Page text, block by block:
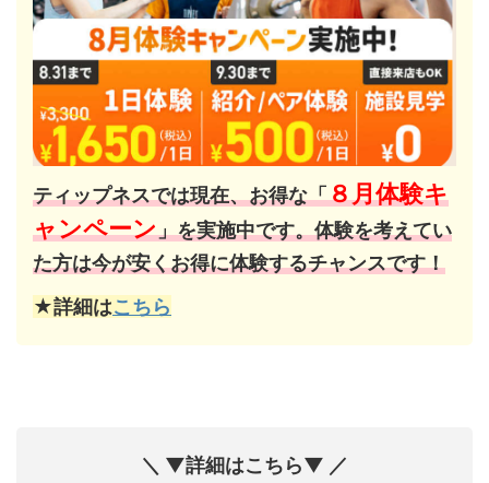
ティップネスでは現在、お得な「８月体験キ
ャンペーン」を実施中です。体験を考えてい
た方は今が安くお得に体験するチャンスです！
★詳細はこちら
＼ ▼詳細はこちら▼ ／